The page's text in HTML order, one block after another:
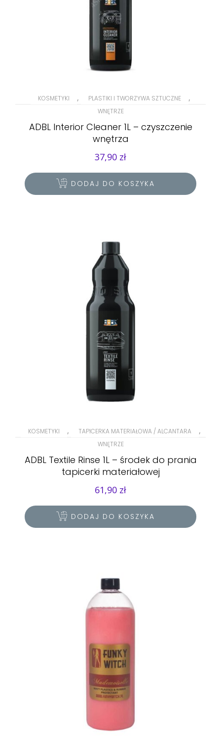
KOSMETYKI , PLASTIKI I TWORZYWA SZTUCZNE ,
WNĘTRZE
ADBL Interior Cleaner 1L – czyszczenie
wnętrza
37,90 zł
DODAJ DO KOSZYKA
KOSMETYKI , TAPICERKA MATERIAŁOWA / ALCANTARA ,
WNĘTRZE
ADBL Textile Rinse 1L – środek do prania
tapicerki materiałowej
61,90 zł
DODAJ DO KOSZYKA